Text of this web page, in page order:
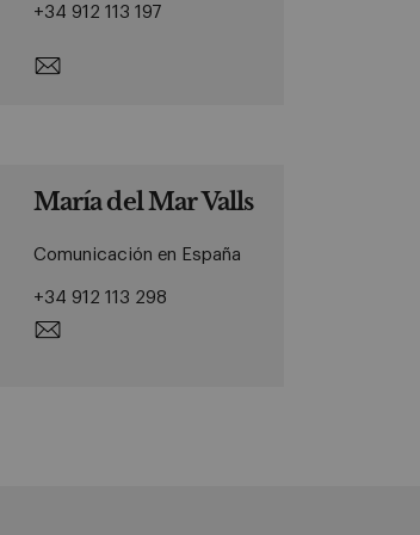
+34 912 113 197
María del Mar Valls
Comunicación en España
+34 912 113 298